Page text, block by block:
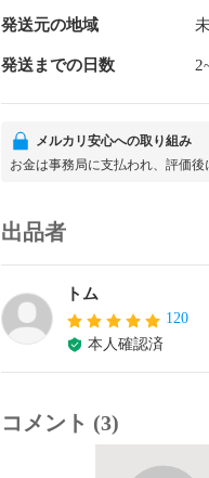
発送元の地域
発送までの日数
メルカリ安心への取り組み
お金は事務局に支払われ、評価
出品者
トム
120
本人確認済
コメント (3)